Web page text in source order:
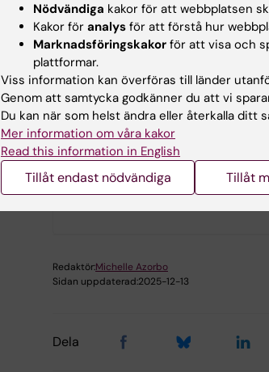
Sandra
Telefon:
E-post:
Hade du nytta av
Redaktör:Michelle Azorbo
Sidan uppdaterad:2025-12-13
Dela
Nödvändiga kakor för att webbplatsen
Kakor för analys för att förstå hur
Marknadsföringskakor för att visa och
plattformar.
Viss information kan överföras till länder
Genom att samtycka godkänner du att vi
Du kan när som helst ändra eller återkalla ditt
Mer information om våra kakor
Read this information in English
Tillåt endast nödvändiga Tillåt